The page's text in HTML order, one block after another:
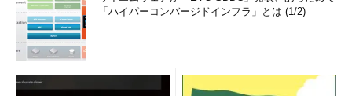
「ハイパーコンバージドインフラ」とは (1/2)